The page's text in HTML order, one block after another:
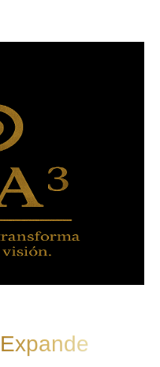
Expande